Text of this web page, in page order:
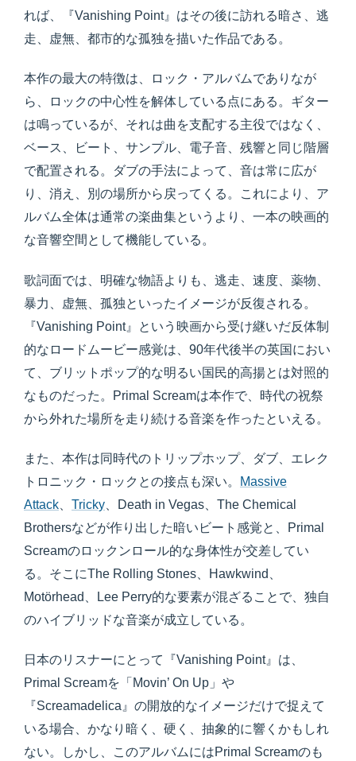
れば、『Vanishing Point』はその後に訪れる暗さ、逃
走、虚無、都市的な孤独を描いた作品である。
本作の最大の特徴は、ロック・アルバムでありなが
ら、ロックの中心性を解体している点にある。ギター
は鳴っているが、それは曲を支配する主役ではなく、
ベース、ビート、サンプル、電子音、残響と同じ階層
で配置される。ダブの手法によって、音は常に広が
り、消え、別の場所から戻ってくる。これにより、ア
ルバム全体は通常の楽曲集というより、一本の映画的
な音響空間として機能している。
歌詞面では、明確な物語よりも、逃走、速度、薬物、
暴力、虚無、孤独といったイメージが反復される。
『Vanishing Point』という映画から受け継いだ反体制
的なロードムービー感覚は、90年代後半の英国におい
て、ブリットポップ的な明るい国民的高揚とは対照的
なものだった。Primal Screamは本作で、時代の祝祭
から外れた場所を走り続ける音楽を作ったといえる。
また、本作は同時代のトリップホップ、ダブ、エレク
トロニック・ロックとの接点も深い。
Massive
Attack
Tricky 、Death in Vegas、The Chemical
Brothersなどが作り出した暗いビート感覚と、Primal
Screamのロックンロール的な身体性が交差してい
る。そこにThe Rolling Stones、Hawkwind、
Motörhead、Lee Perry的な要素が混ざることで、独自
のハイブリッドな音楽が成立している。
日本のリスナーにとって『Vanishing Point』は、
Primal Screamを「Movin’ On Up」や
『Screamadelica』の開放的なイメージだけで捉えて
いる場合、かなり暗く、硬く、抽象的に響くかもしれ
ない。しかし、このアルバムにはPrimal Screamのも